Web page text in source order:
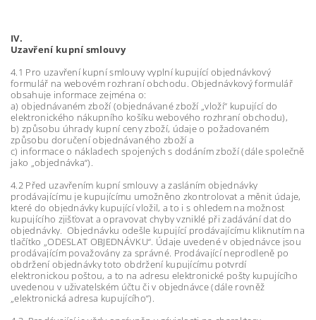
IV.
Uzavření kupní smlouvy
4.1 Pro uzavření kupní smlouvy vyplní kupující objednávkový
formulář na webovém rozhraní obchodu. Objednávkový formulář
obsahuje informace zejména o:
a) objednávaném zboží (objednávané zboží „vloží“ kupující do
elektronického nákupního košíku webového rozhraní obchodu),
b) způsobu úhrady kupní ceny zboží, údaje o požadovaném
způsobu doručení objednávaného zboží a
c) informace o nákladech spojených s dodáním zboží (dále společně
jako „objednávka“).
4.2 Před uzavřením kupní smlouvy a zasláním objednávky
prodávajícímu je kupujícímu umožněno zkontrolovat a měnit údaje,
které do objednávky kupující vložil, a to i s ohledem na možnost
kupujícího zjišťovat a opravovat chyby vzniklé při zadávání dat do
objednávky. Objednávku odešle kupující prodávajícímu kliknutím na
tlačítko „ODESLAT OBJEDNÁVKU“. Údaje uvedené v objednávce jsou
prodávajícím považovány za správné. Prodávající neprodleně po
obdržení objednávky toto obdržení kupujícímu potvrdí
elektronickou poštou, a to na adresu elektronické pošty kupujícího
uvedenou v uživatelském účtu či v objednávce (dále rovněž
„elektronická adresa kupujícího“).